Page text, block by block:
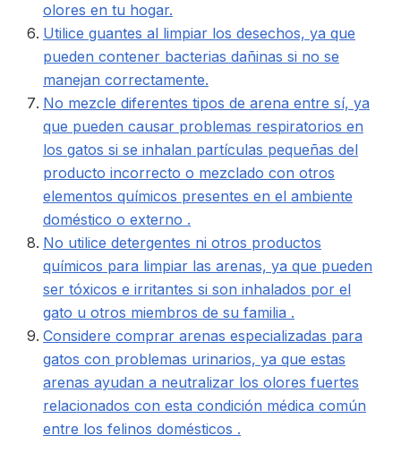
olores en tu hogar.
Utilice guantes al limpiar los desechos, ya que
pueden contener bacterias dañinas si no se
manejan correctamente.
No mezcle diferentes tipos de arena entre sí, ya
que pueden causar problemas respiratorios en
los gatos si se inhalan partículas pequeñas del
producto incorrecto o mezclado con otros
elementos químicos presentes en el ambiente
doméstico o externo .
No utilice detergentes ni otros productos
químicos para limpiar las arenas, ya que pueden
ser tóxicos e irritantes si son inhalados por el
gato u otros miembros de su familia .
Considere comprar arenas especializadas para
gatos con problemas urinarios, ya que estas
arenas ayudan a neutralizar los olores fuertes
relacionados con esta condición médica común
entre los felinos domésticos .